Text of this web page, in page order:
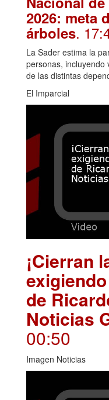
2026: meta
árboles.
La Sader estima la
personas, incluyendo
de las distintas
El Imparcial
¡Cierran
de
Noticias
00:50
Imagen Noticias